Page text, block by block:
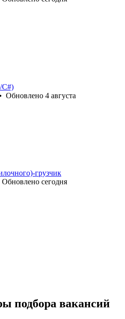
C#)
• Обновлено 4 августа
грузчик
Обновлено сегодня
подбора вакансий